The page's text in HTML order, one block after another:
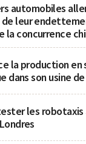
automobiles
de leur
la concurrence
la production en
dans son usine
les